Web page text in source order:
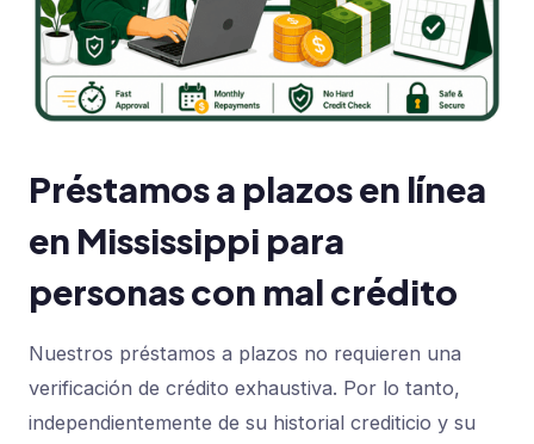
Préstamos a plazos en línea
en Mississippi para
personas con mal crédito
Nuestros préstamos a plazos no requieren una
verificación de crédito exhaustiva. Por lo tanto,
independientemente de su historial crediticio y su